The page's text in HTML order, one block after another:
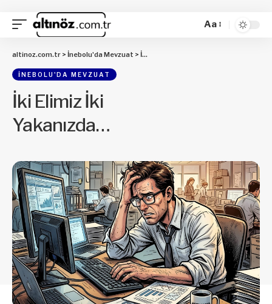
Aa
altinoz.com.tr > İnebolu'da Mevzuat > İki Elimiz İki Yakanızda…
İNEBOLU'DA MEVZUAT
İki Elimiz İki
Yakanızda…